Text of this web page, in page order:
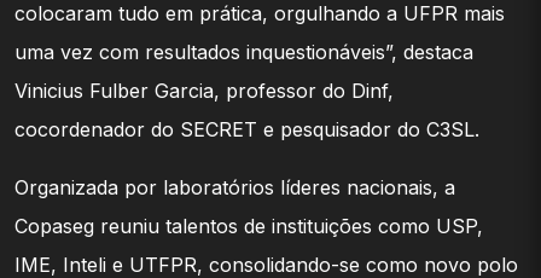
colocaram tudo em prática, orgulhando a UFPR mais
uma vez com resultados inquestionáveis”, destaca
Vinicius Fulber Garcia, professor do Dinf,
cocordenador do SECRET e pesquisador do C3SL.
Organizada por laboratórios líderes nacionais, a
Copaseg reuniu talentos de instituições como USP,
IME, Inteli e UTFPR, consolidando-se como novo polo